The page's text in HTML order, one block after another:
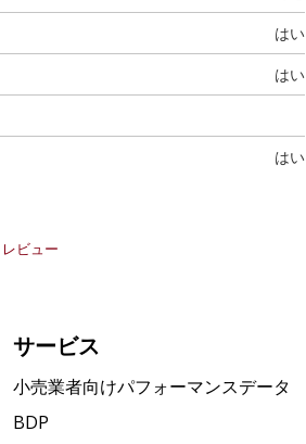
はい
はい
はい
レビュー
サービス
小売業者向けパフォーマンスデータ
BDP